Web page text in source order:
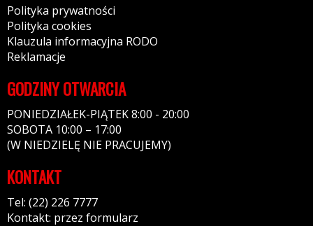
Polityka prywatności
Polityka cookies
Klauzula informacyjna RODO
Reklamacje
GODZINY OTWARCIA
PONIEDZIAŁEK-PIĄTEK 8:00 - 20:00
SOBOTA 10:00 – 17:00
(W NIEDZIELĘ NIE PRACUJEMY)
KONTAKT
Tel: (22) 226 7777
Kontakt: przez formularz